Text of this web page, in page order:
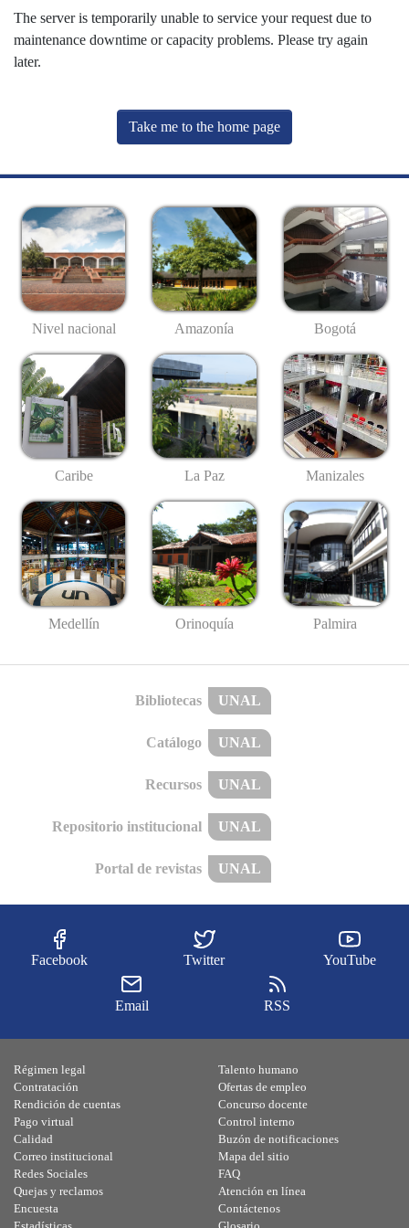
The server is temporarily unable to service your request due to
maintenance downtime or capacity problems. Please try again
later.
Take me to the home page
Nivel nacional Amazonía Bogotá
Caribe La Paz Manizales
Medellín Orinoquía Palmira
Bibliotecas UNAL
Catálogo UNAL
Recursos UNAL
Repositorio institucional UNAL
Portal de revistas UNAL
Facebook Twitter YouTube
Email RSS
Régimen legal
Contratación
Rendición de cuentas
Pago virtual
Calidad
Talento humano
Ofertas de empleo
Concurso docente
Control interno
Buzón de notificaciones
Correo institucional
Redes Sociales
Quejas y reclamos
Encuesta
Mapa del sitio
FAQ
Atención en línea
Contáctenos